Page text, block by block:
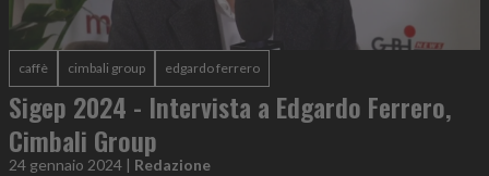
caffè cimbali group edgardo ferrero
Sigep 2024 - Intervista a Edgardo Ferrero,
Cimbali Group
24 gennaio 2024 | Redazione